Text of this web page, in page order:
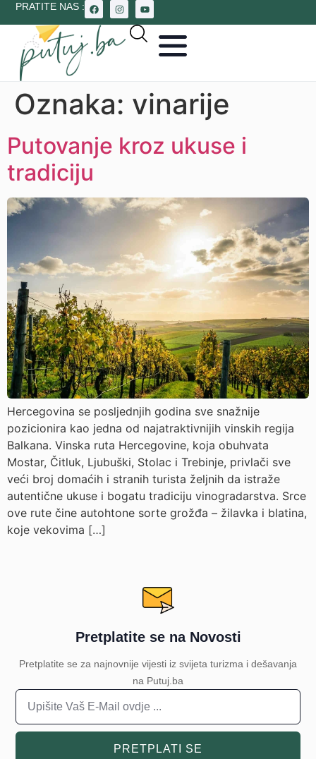
PRATITE NAS :
Oznaka: vinarije
Putovanje kroz ukuse i
tradiciju
Hercegovina se posljednjih godina sve snažnije
pozicionira kao jedna od najatraktivnijih vinskih regija
Balkana. Vinska ruta Hercegovine, koja obuhvata
Mostar, Čitluk, Ljubuški, Stolac i Trebinje, privlači sve
veći broj domaćih i stranih turista željnih da istraže
autentične ukuse i bogatu tradiciju vinogradarstva. Srce
ove rute čine autohtone sorte grožđa – žilavka i blatina,
koje vekovima […]
Pretplatite se na Novosti
Pretplatite se za najnovnije vijesti iz svijeta turizma i dešavanja
na Putuj.ba
PRETPLATI SE